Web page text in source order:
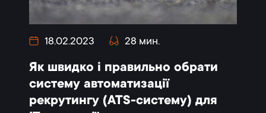
18.02.2023 28 мин.
Як швидко і правильно обрати
систему автоматизації
рекрутингу (ATS-систему) для